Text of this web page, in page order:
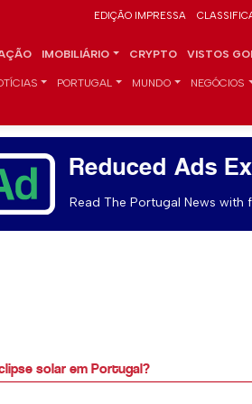
EDIÇÃO IMPRESSA
IMOBILIÁRIO CRYPTO VISTOS
PORTUGAL MUNDO NEGÓCIOS
Reduced Ads
Read The Portugal News
solar em Portugal?